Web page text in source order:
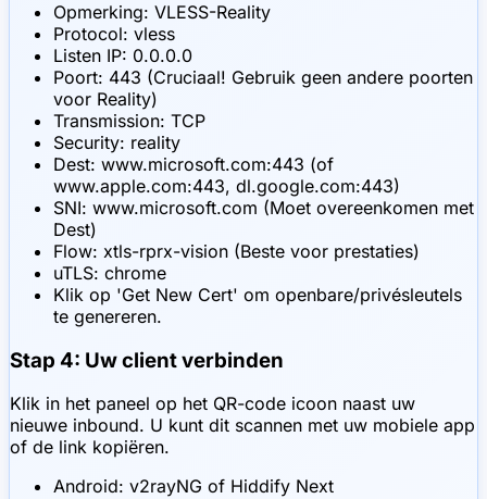
Opmerking: VLESS-Reality
Protocol: vless
Listen IP: 0.0.0.0
Poort: 443 (Cruciaal! Gebruik geen andere poorten
voor Reality)
Transmission: TCP
Security: reality
Dest: www.microsoft.com:443 (of
www.apple.com:443, dl.google.com:443)
SNI: www.microsoft.com (Moet overeenkomen met
Dest)
Flow: xtls-rprx-vision (Beste voor prestaties)
uTLS: chrome
Klik op 'Get New Cert' om openbare/privésleutels
te genereren.
Stap 4: Uw client verbinden
Klik in het paneel op het QR-code icoon naast uw
nieuwe inbound. U kunt dit scannen met uw mobiele app
of de link kopiëren.
Android: v2rayNG of Hiddify Next